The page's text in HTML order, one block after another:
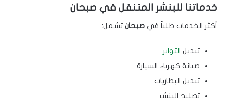
خدماتنا للبنشر المتنقل في صبحان
أكثر الخدمات طلباً في صبحان تشمل:
تبديل التواير
صيانة كهرباء السيارة
تبديل البطاريات
تصليح البنشر